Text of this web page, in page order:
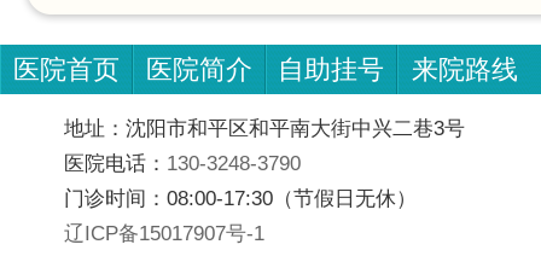
医院首页 医院简介 自助挂号 来院路线
地址：沈阳市和平区和平南大街中兴二巷3号
医院电话： 130-3248-3790
门诊时间：08:00-17:30（节假日无休）
辽ICP备15017907号-1